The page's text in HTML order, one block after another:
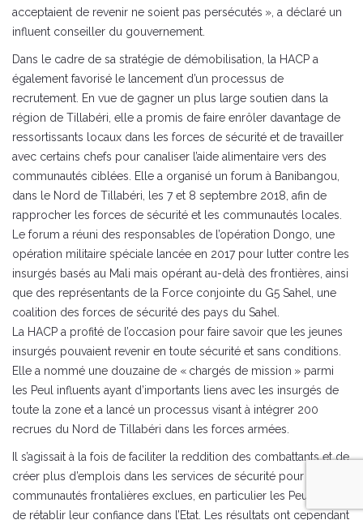
acceptaient de revenir ne soient pas persécutés », a déclaré un
influent conseiller du gouvernement.
Dans le cadre de sa stratégie de démobilisation, la HACP a
également favorisé le lancement d’un processus de
recrutement. En vue de gagner un plus large soutien dans la
région de Tillabéri, elle a promis de faire enrôler davantage de
ressortissants locaux dans les forces de sécurité et de travailler
avec certains chefs pour canaliser l’aide alimentaire vers des
communautés ciblées. Elle a organisé un forum à Banibangou,
dans le Nord de Tillabéri, les 7 et 8 septembre 2018, afin de
rapprocher les forces de sécurité et les communautés locales.
Le forum a réuni des responsables de l’opération Dongo, une
opération militaire spéciale lancée en 2017 pour lutter contre les
insurgés basés au Mali mais opérant au-delà des frontières, ainsi
que des représentants de la Force conjointe du G5 Sahel, une
coalition des forces de sécurité des pays du Sahel.
La HACP a profité de l’occasion pour faire savoir que les jeunes
insurgés pouvaient revenir en toute sécurité et sans conditions.
Elle a nommé une douzaine de « chargés de mission » parmi
les Peul influents ayant d’importants liens avec les insurgés de
toute la zone et a lancé un processus visant à intégrer 200
recrues du Nord de Tillabéri dans les forces armées.
Il s’agissait à la fois de faciliter la reddition des combattants et de
créer plus d’emplois dans les services de sécurité pour les
communautés frontalières exclues, en particulier les Peul, afin
de rétablir leur confiance dans l’Etat. Les résultats ont cependant